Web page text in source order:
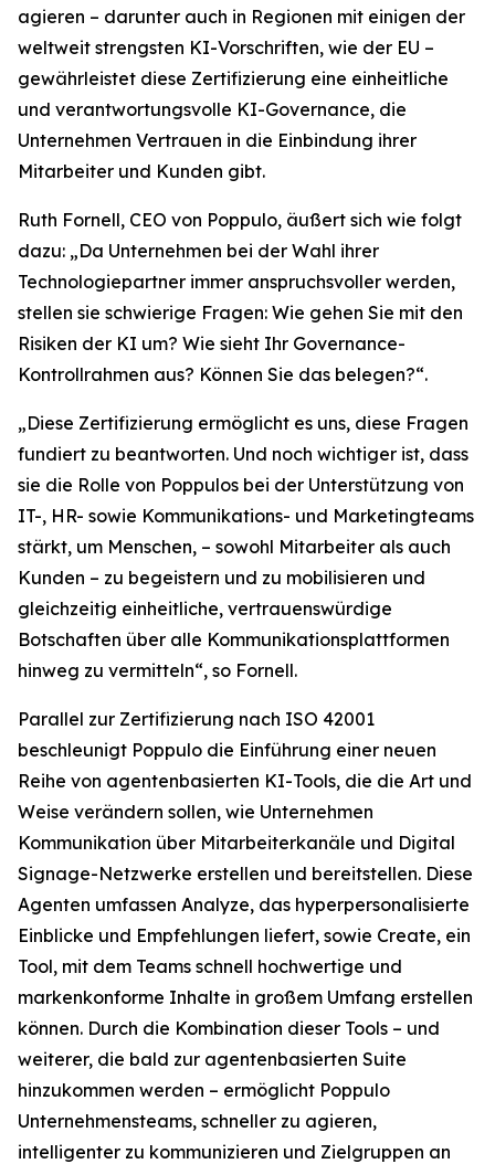
agieren – darunter auch in Regionen mit einigen der
weltweit strengsten KI-Vorschriften, wie der EU –
gewährleistet diese Zertifizierung eine einheitliche
und verantwortungsvolle KI-Governance, die
Unternehmen Vertrauen in die Einbindung ihrer
Mitarbeiter und Kunden gibt.
Ruth Fornell, CEO von Poppulo, äußert sich wie folgt
dazu: „Da Unternehmen bei der Wahl ihrer
Technologiepartner immer anspruchsvoller werden,
stellen sie schwierige Fragen: Wie gehen Sie mit den
Risiken der KI um? Wie sieht Ihr Governance-
Kontrollrahmen aus? Können Sie das belegen?“.
„Diese Zertifizierung ermöglicht es uns, diese Fragen
fundiert zu beantworten. Und noch wichtiger ist, dass
sie die Rolle von Poppulos bei der Unterstützung von
IT-, HR- sowie Kommunikations- und Marketingteams
stärkt, um Menschen, – sowohl Mitarbeiter als auch
Kunden – zu begeistern und zu mobilisieren und
gleichzeitig einheitliche, vertrauenswürdige
Botschaften über alle Kommunikationsplattformen
hinweg zu vermitteln“, so Fornell.
Parallel zur Zertifizierung nach ISO 42001
beschleunigt Poppulo die Einführung einer neuen
Reihe von agentenbasierten KI-Tools, die die Art und
Weise verändern sollen, wie Unternehmen
Kommunikation über Mitarbeiterkanäle und Digital
Signage-Netzwerke erstellen und bereitstellen. Diese
Agenten umfassen Analyze, das hyperpersonalisierte
Einblicke und Empfehlungen liefert, sowie Create, ein
Tool, mit dem Teams schnell hochwertige und
markenkonforme Inhalte in großem Umfang erstellen
können. Durch die Kombination dieser Tools – und
weiterer, die bald zur agentenbasierten Suite
hinzukommen werden – ermöglicht Poppulo
Unternehmensteams, schneller zu agieren,
intelligenter zu kommunizieren und Zielgruppen an